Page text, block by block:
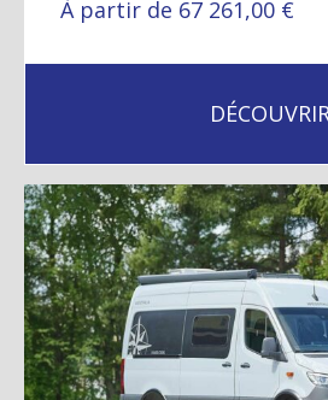
À partir de 67 261,00 €